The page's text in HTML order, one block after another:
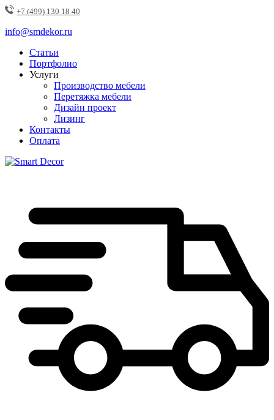
+7 (499) 130 18 40
info@smdekor.ru
Статьи
Портфолио
Услуги
Производство мебели
Перетяжка мебели
Дизайн проект
Лизинг
Контакты
Оплата